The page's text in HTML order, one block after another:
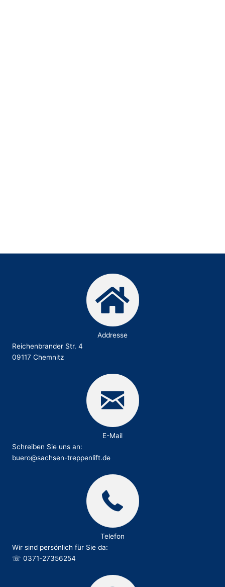
Addresse
Reichenbrander Str. 4
09117 Chemnitz
E-Mail
Schreiben Sie uns an:
buero@sachsen-treppenlift.de
Telefon
Wir sind persönlich für Sie da:
☏ 0371-27356254